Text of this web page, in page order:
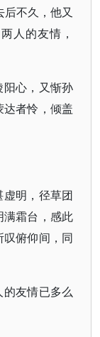
后不久，他又
人的友情，
心，又惭孙
者怜，倾盖
明，径草团
霜台，感此
俯仰间，同
友情已多么